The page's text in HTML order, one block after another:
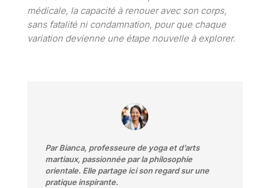
médicale, la capacité à renouer avec son corps,
sans fatalité ni condamnation, pour que chaque
variation devienne une étape nouvelle à explorer.
Par Bianca, professeure de yoga et d’arts
martiaux, passionnée par la philosophie
orientale. Elle partage ici son regard sur une
pratique inspirante.